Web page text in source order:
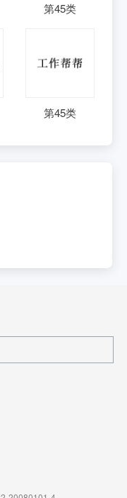
第45类
第45类